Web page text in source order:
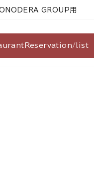
GROUP用
Reservation/list